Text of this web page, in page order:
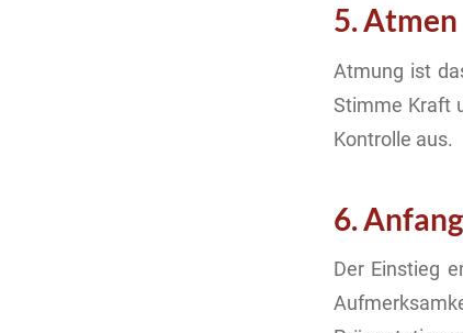
5. Atmen
Atmung ist
Stimme Kraft
Kontrolle aus.
6.
Der Einstieg